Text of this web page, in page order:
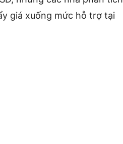
giá xuống mức hỗ trợ tại